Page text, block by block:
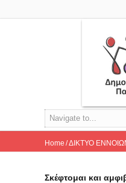
Navigate to...
Home ΔΙΚΤΥΟ
Σκέφτομαι και